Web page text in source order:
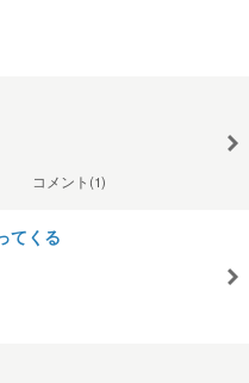
コメント(1)
てくる